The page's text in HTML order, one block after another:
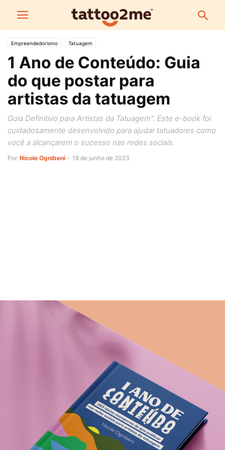
Empreendedorismo Tatuagem
1 Ano de Conteúdo: Guia
do que postar para
artistas da tatuagem
Guia Definitivo para Artistas da Tatuagem". Este e-book foi
cuidadosamente desenvolvido para ajudar tatuadores como
você a alcançarem o sucesso nas redes sociais.
Por Nicole Ognibeni - 18 de junho de 2023